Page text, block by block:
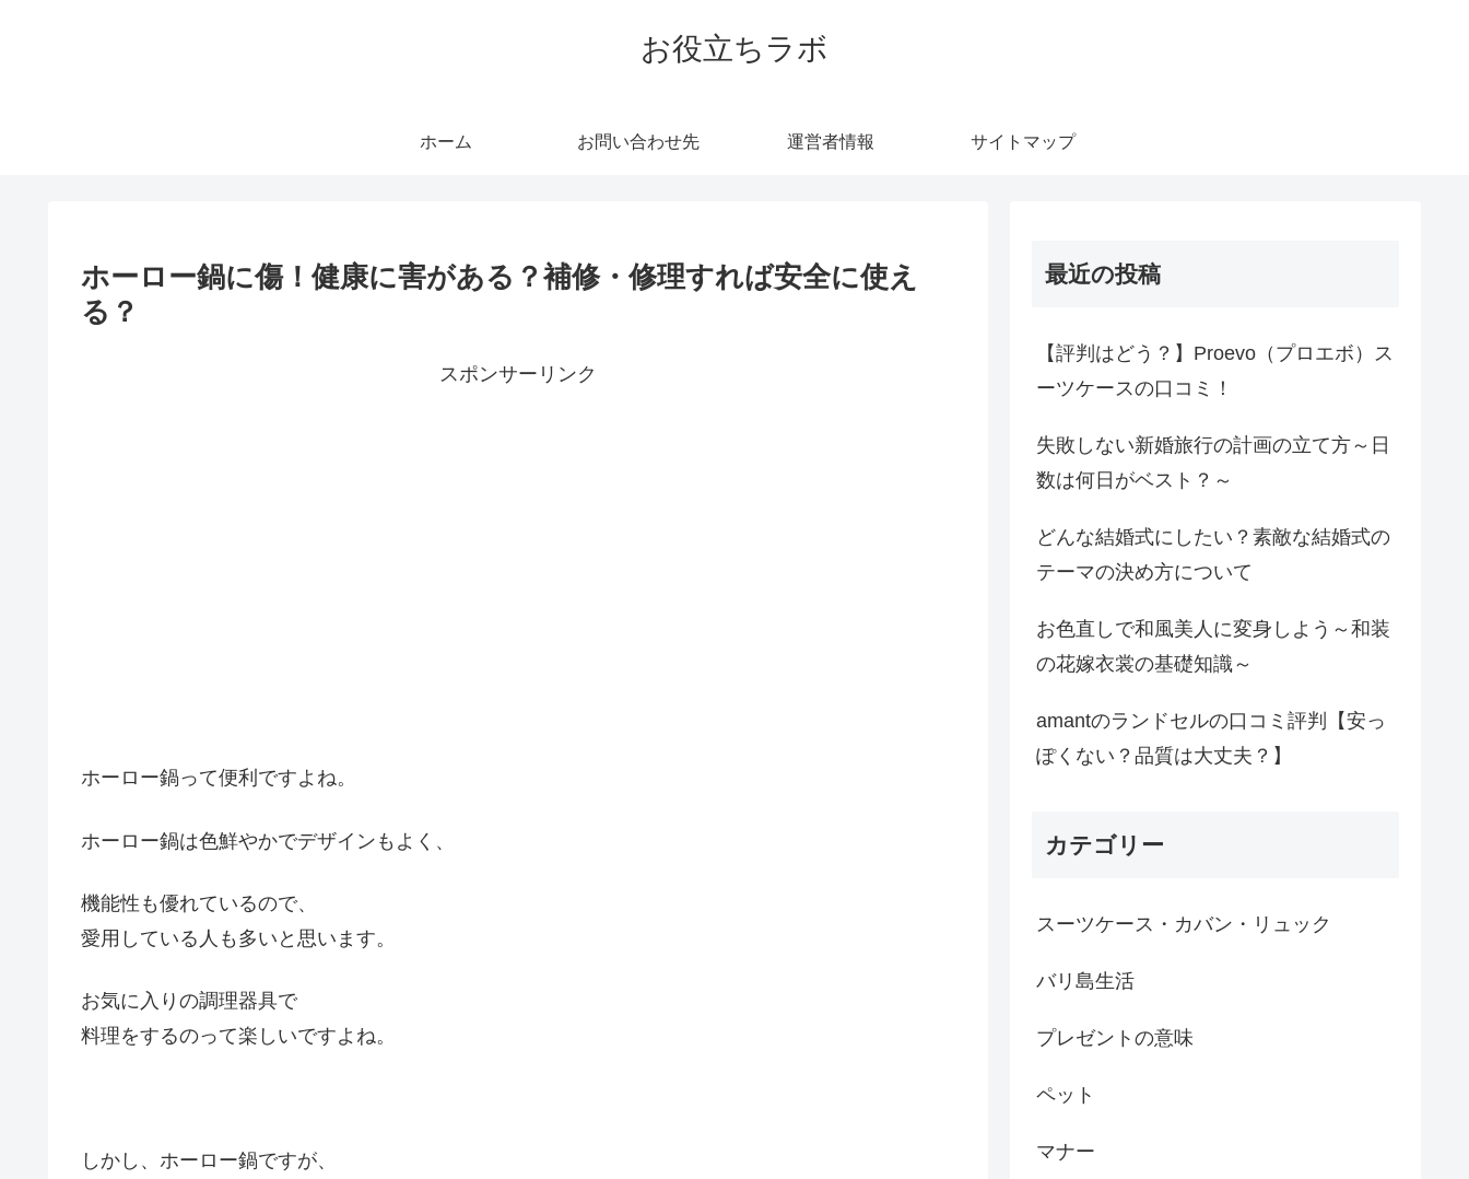
お役立ちラボ
ホーム お問い合わせ先 運営者情報 サイトマップ
ホーロー鍋に傷！健康に害がある？補修・修理すれば安全に使え
る？
スポンサーリンク
ホーロー鍋って便利ですよね。
ホーロー鍋は色鮮やかでデザインもよく、
機能性も優れているので、
愛用している人も多いと思います。
お気に入りの調理器具で
料理をするのって楽しいですよね。
しかし、ホーロー鍋ですが、
最近の投稿
【評判はどう？】Proevo（プロエボ）ス
ーツケースの口コミ！
失敗しない新婚旅行の計画の立て方～日
数は何日がベスト？～
どんな結婚式にしたい？素敵な結婚式の
テーマの決め方について
お色直しで和風美人に変身しよう～和装
の花嫁衣裳の基礎知識～
amantのランドセルの口コミ評判【安っ
ぽくない？品質は大丈夫？】
カテゴリー
スーツケース・カバン・リュック
バリ島生活
プレゼントの意味
ペット
マナー